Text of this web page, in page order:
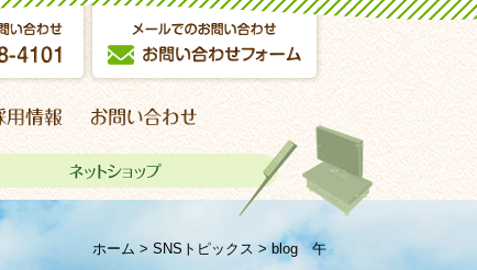
ホーム > SNSトピックス > blog 午